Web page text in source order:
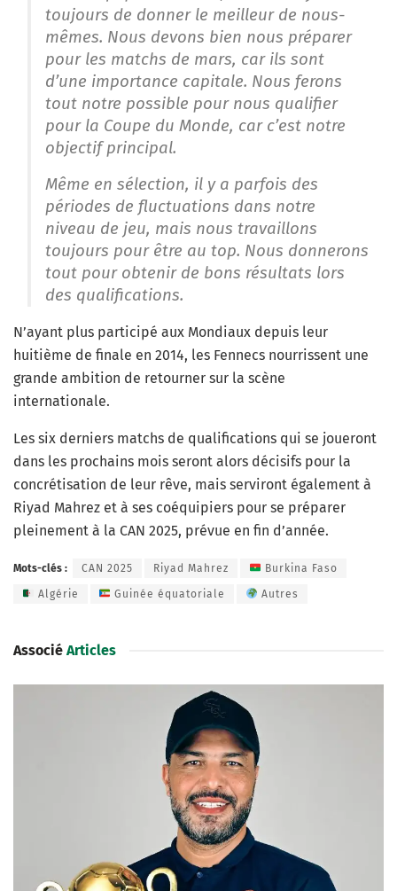
toujours de donner le meilleur de nous-
mêmes. Nous devons bien nous préparer
pour les matchs de mars, car ils sont
d’une importance capitale. Nous ferons
tout notre possible pour nous qualifier
pour la Coupe du Monde, car c’est notre
objectif principal.
Même en sélection, il y a parfois des
périodes de fluctuations dans notre
niveau de jeu, mais nous travaillons
toujours pour être au top. Nous donnerons
tout pour obtenir de bons résultats lors
des qualifications.
N’ayant plus participé aux Mondiaux depuis leur
huitième de finale en 2014, les Fennecs nourrissent une
grande ambition de retourner sur la scène
internationale.
Les six derniers matchs de qualifications qui se joueront
dans les prochains mois seront alors décisifs pour la
concrétisation de leur rêve, mais serviront également à
Riyad Mahrez et à ses coéquipiers pour se préparer
pleinement à la CAN 2025, prévue en fin d’année.
Mots-clés : CAN 2025 Riyad Mahrez Burkina Faso
Algérie Guinée équatoriale Autres
Associé Articles